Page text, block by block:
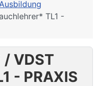
Ausbildung
TL1 -
VDST
- PRAXIS